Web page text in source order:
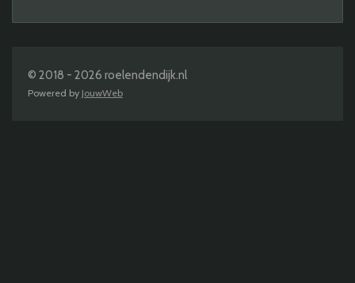
© 2018 - 2026 roelendendijk.nl
Powered by JouwWeb